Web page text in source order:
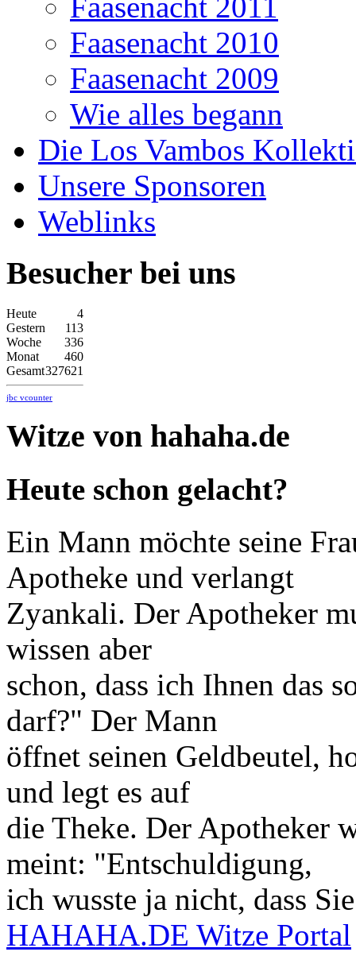
Faasenacht 2011
Faasenacht 2010
Faasenacht 2009
Wie alles begann
Die Los Vambos
Unsere Sponsoren
Weblinks
Besucher bei uns
Heute
4
Gestern
113
Woche
336
Monat
460
Gesamt327621
jbc vcounter
Witze von hahaha.de
Heute schon gelacht?
Ein Mann möchte seine
Apotheke und verlangt
Zyankali. Der Apotheker
wissen aber
schon, dass ich Ihnen das
darf?" Der Mann
öffnet seinen Geldbeutel,
und legt es auf
die Theke. Der Apotheker
meint: "Entschuldigung,
ich wusste ja nicht, dass
HAHAHA.DE Witze Portal